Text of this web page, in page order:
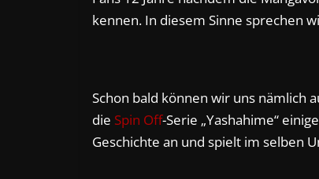
kennen. In diesem Sinne sprechen
Schon bald können wir uns nämlich
die Spin Off-Serie „Yashahime“
Geschichte an und spielt im selben